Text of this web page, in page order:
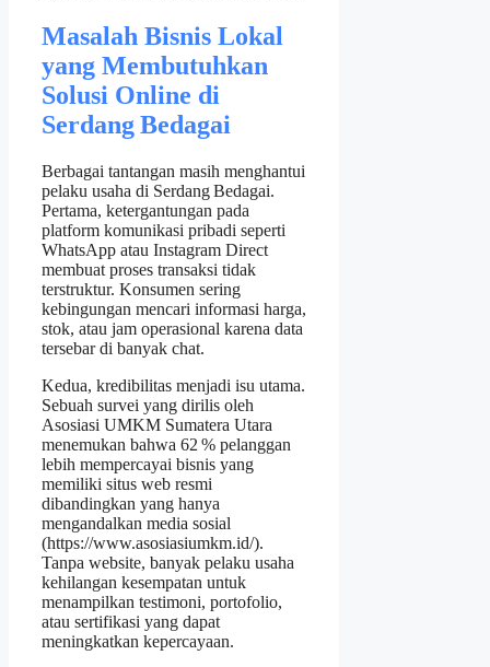
Masalah Bisnis Lokal
yang Membutuhkan
Solusi Online di
Serdang Bedagai
Berbagai tantangan masih menghantui
pelaku usaha di Serdang Bedagai.
Pertama, ketergantungan pada
platform komunikasi pribadi seperti
WhatsApp atau Instagram Direct
membuat proses transaksi tidak
terstruktur. Konsumen sering
kebingungan mencari informasi harga,
stok, atau jam operasional karena data
tersebar di banyak chat.
Kedua, kredibilitas menjadi isu utama.
Sebuah survei yang dirilis oleh
Asosiasi UMKM Sumatera Utara
menemukan bahwa 62 % pelanggan
lebih mempercayai bisnis yang
memiliki situs web resmi
dibandingkan yang hanya
mengandalkan media sosial
(https://www.asosiasiumkm.id/).
Tanpa website, banyak pelaku usaha
kehilangan kesempatan untuk
menampilkan testimoni, portofolio,
atau sertifikasi yang dapat
meningkatkan kepercayaan.